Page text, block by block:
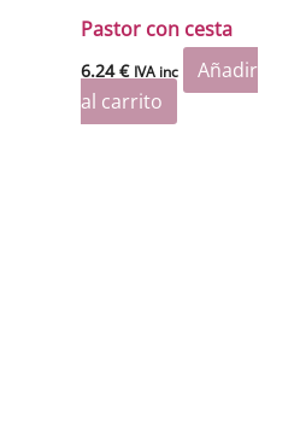
Pastor con cesta
6.24€ IVA inc
Añadir
al carrito